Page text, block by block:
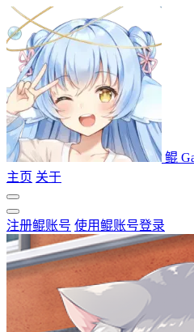
鲲
主页 关于
注册鲲账号 使用鲲账号登录